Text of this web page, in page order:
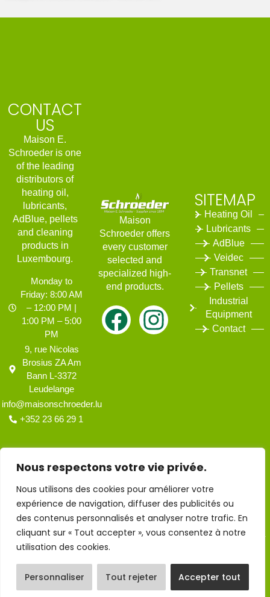
Nous respectons votre vie privée.
Nous utilisons des cookies pour améliorer votre
expérience de navigation, diffuser des publicités ou
des contenus personnalisés et analyser notre trafic. En
cliquant sur « Tout accepter », vous consentez à notre
utilisation des cookies.
Personnaliser Tout rejeter Accepter tout
CONTACT
US
Maison E.
Schroeder is one
of the leading
distributors of
heating oil,
lubricants,
AdBlue, pellets
and cleaning
products in
Luxembourg.
Monday to
Friday: 8:00 AM
– 12:00 PM |
1:00 PM – 5:00
PM
9, rue Nicolas
Brosius ZA Am
Bann L-3372
Leudelange
info@maisonschroeder.lu
+352 23 66 29 1
Maison
Schroeder offers
every customer
selected and
specialized high-
end products.
SITEMAP
Heating Oil
Lubricants
AdBlue
Veidec
Transnet
Pellets
Industrial
Equipment
Contact
© Copyright 2026 - Maison E.Schroeder |Design & hosting by Markeasy
Communication